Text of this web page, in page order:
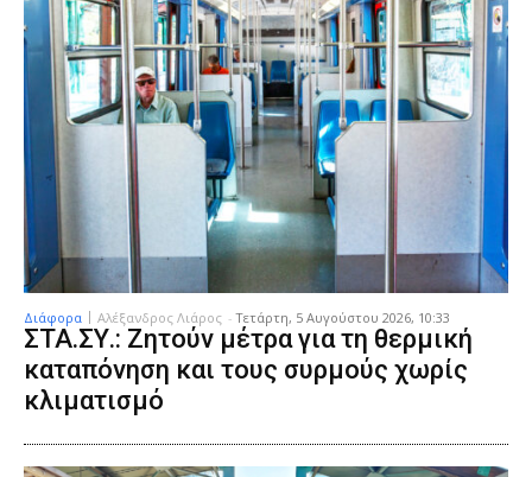
Διάφορα Αλέξανδρος Λιάρος - Τετάρτη, 5 Αυγούστου 2026, 10:33
ΣΤΑ.ΣΥ.: Ζητούν μέτρα για τη θερμική
καταπόνηση και τους συρμούς χωρίς
κλιματισμό